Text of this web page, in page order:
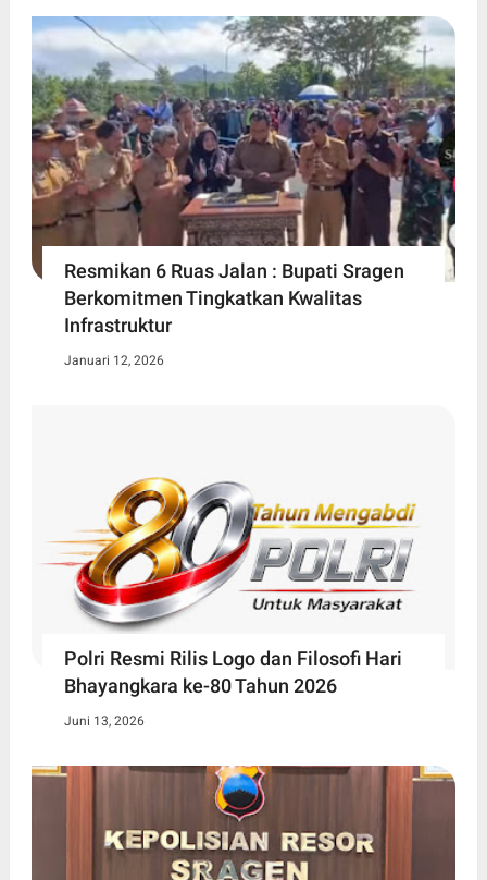
Resmikan 6 Ruas Jalan : Bupati Sragen
Berkomitmen Tingkatkan Kwalitas
Infrastruktur
Januari 12, 2026
Polri Resmi Rilis Logo dan Filosofi Hari
Bhayangkara ke-80 Tahun 2026
Juni 13, 2026